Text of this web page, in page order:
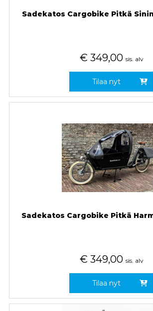
Sadekatos Cargobike Pitkä
€ 349,00 sis. alv
Tilaa nyt
Sadekatos Cargobike Pitkä
€ 349,00 sis. alv
Tilaa nyt